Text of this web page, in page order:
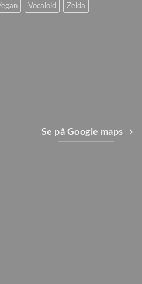
Vocaloid Zelda
Se på Google maps